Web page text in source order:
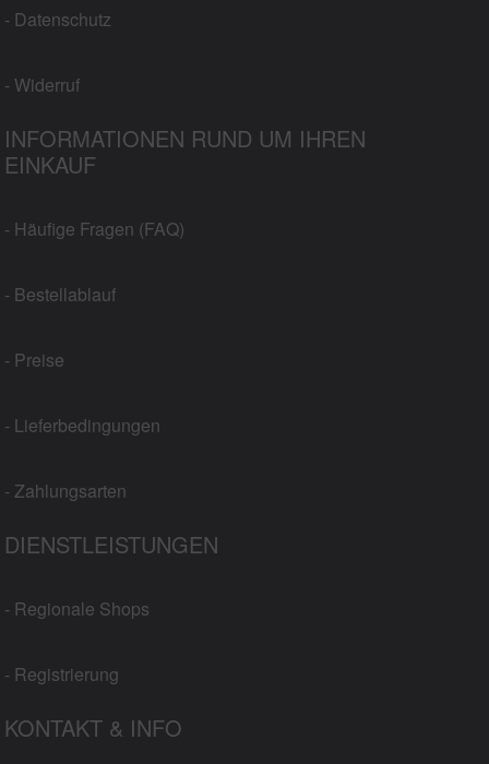
- Datenschutz
- Widerruf
INFORMATIONEN RUND UM IHREN
EINKAUF
- Häufige Fragen (FAQ)
- Bestellablauf
- Preise
- Lieferbedingungen
- Zahlungsarten
DIENSTLEISTUNGEN
- Regionale Shops
- Registrierung
KONTAKT & INFO